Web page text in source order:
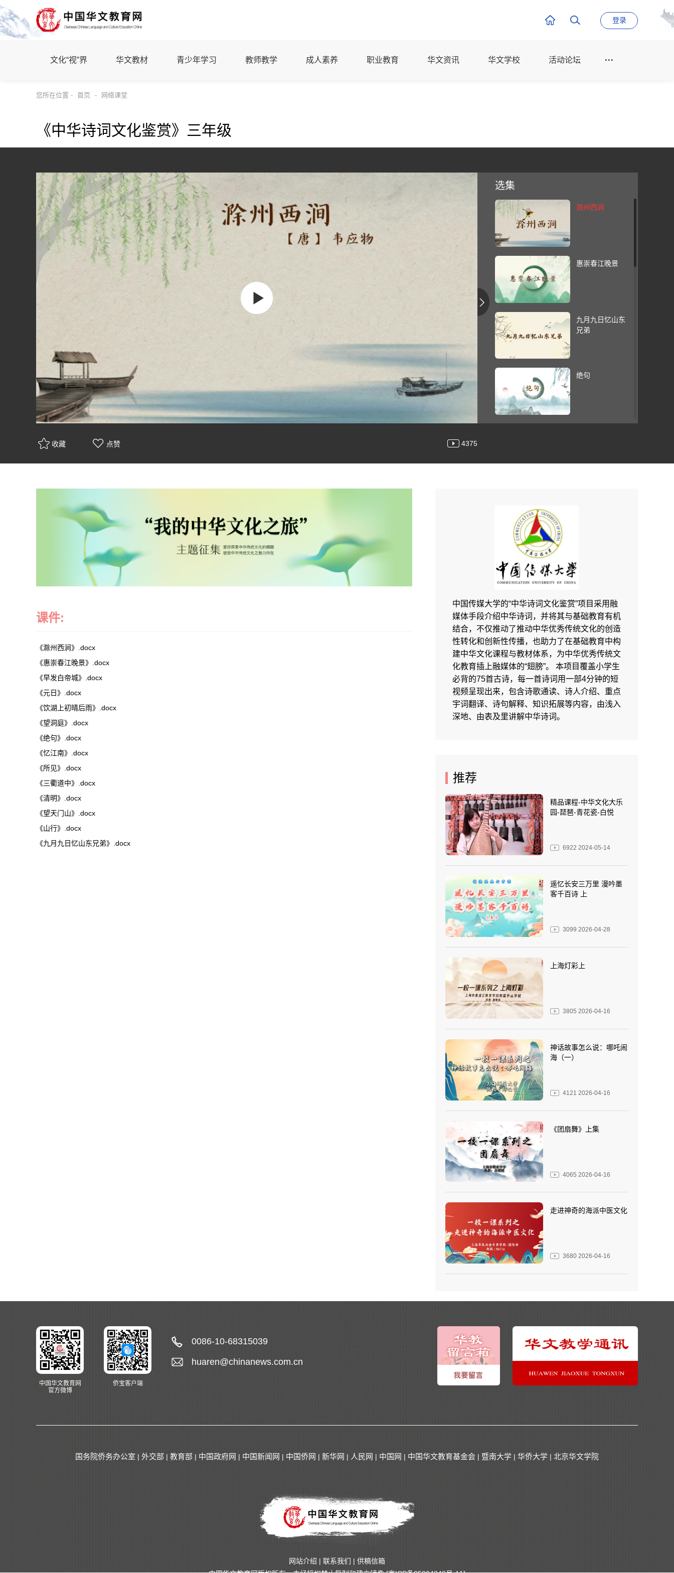
登录
文化“视”界 华文教材 青少年学习 教师教学 成人素养 职业教育 华文资讯 华文学校 活动论坛
您所在位置 - 首页 - 网络课堂
《中华诗词文化鉴赏》三年级
选集
滁州西涧
惠崇春江晚景
九月九日忆山东
兄弟
绝句
所见
望洞庭
早发白帝城
收藏 点赞 4375
课件:
《滁州西涧》.docx
《惠崇春江晚景》.docx
《早发白帝城》.docx
《元日》.docx
《饮湖上初晴后雨》.docx
《望洞庭》.docx
《绝句》.docx
《忆江南》.docx
《所见》.docx
《三衢道中》.docx
《清明》.docx
《望天门山》.docx
《山行》.docx
《九月九日忆山东兄弟》.docx
中国传媒大学的“中华诗词文化鉴赏”项目采用融
媒体手段介绍中华诗词，并将其与基础教育有机
结合，不仅推动了推动中华优秀传统文化的创造
性转化和创新性传播，也助力了在基础教育中构
建中华文化课程与教材体系，为中华优秀传统文
化教育插上融媒体的“翅膀”。 本项目覆盖小学生
必背的75首古诗，每一首诗词用一部4分钟的短
视频呈现出来，包含诗歌通读、诗人介绍、重点
宇词翻译、诗句解释、知识拓展等内容，由浅入
深地、由表及里讲解中华诗词。
推荐
精品课程-中华文化大乐
园-琵琶-青花瓷-白悦
6922 2024-05-14
遥忆长安三万里 漫吟墨
客千百诗 上
3099 2026-04-28
上海灯彩上
3805 2026-04-16
神话故事怎么说：哪吒闹
海（一）
4121 2026-04-16
《团扇舞》上集
4065 2026-04-16
走进神奇的海派中医文化
3680 2026-04-16
中国华文教育网
官方微博
侨宝客户端
0086-10-68315039
huaren@chinanews.com.cn
国务院侨务办公室 | 外交部 | 教育部 | 中国政府网 | 中国新闻网 | 中国侨网 | 新华网 | 人民网 | 中国网 | 中国华文教育基金会 | 暨南大学 | 华侨大学 | 北京华文学院
网站介绍 | 联系我们 | 供稿信箱